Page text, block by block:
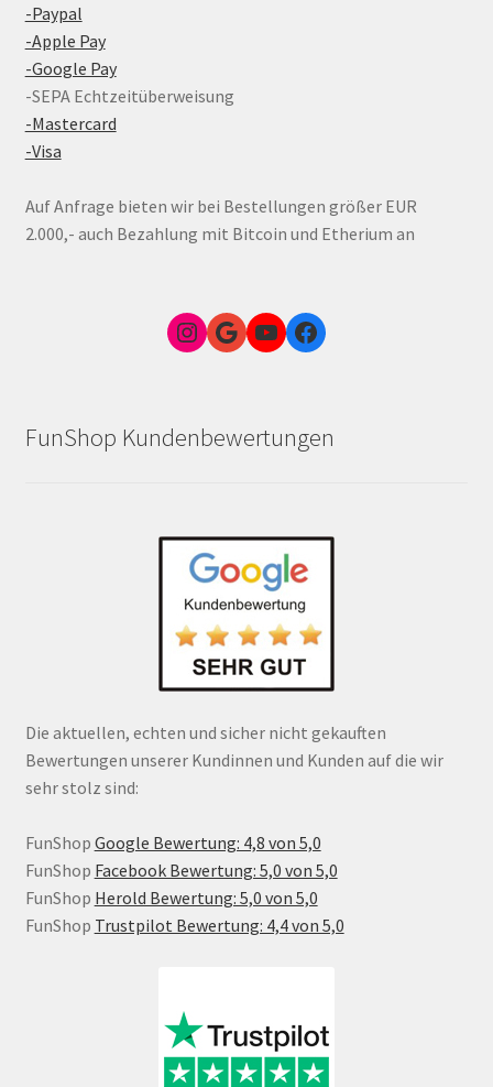
-Paypal
-Apple Pay
-Google Pay
-SEPA Echtzeitüberweisung
-Mastercard
-Visa
Auf Anfrage bieten wir bei Bestellungen größer EUR
2.000,- auch Bezahlung mit Bitcoin und Etherium an
Instagram
Google Link zum FunShop WienYouTubeFacebook
FunShop Kundenbewertungen
Die aktuellen, echten und sicher nicht gekauften
Bewertungen unserer Kundinnen und Kunden auf die wir
sehr stolz sind:
FunShop Google Bewertung: 4,8 von 5,0
FunShop Facebook Bewertung: 5,0 von 5,0
FunShop Herold Bewertung: 5,0 von 5,0
FunShop Trustpilot Bewertung: 4,4 von 5,0